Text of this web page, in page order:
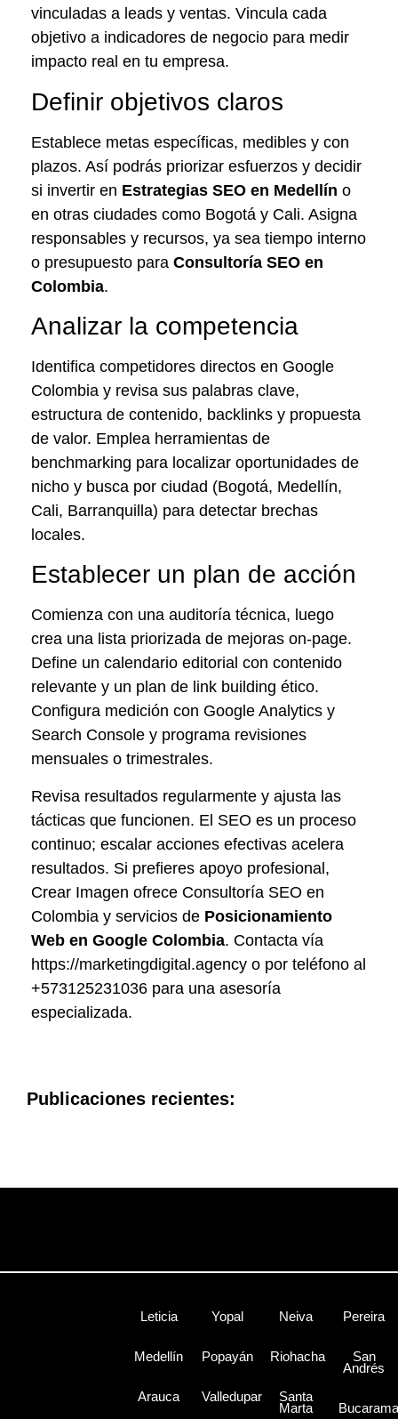
vinculadas a leads y ventas. Vincula cada
objetivo a indicadores de negocio para medir
impacto real en tu empresa.
Definir objetivos claros
Establece metas específicas, medibles y con
plazos. Así podrás priorizar esfuerzos y decidir
si invertir en Estrategias SEO en Medellín o
en otras ciudades como Bogotá y Cali. Asigna
responsables y recursos, ya sea tiempo interno
o presupuesto para Consultoría SEO en
Colombia.
Analizar la competencia
Identifica competidores directos en Google
Colombia y revisa sus palabras clave,
estructura de contenido, backlinks y propuesta
de valor. Emplea herramientas de
benchmarking para localizar oportunidades de
nicho y busca por ciudad (Bogotá, Medellín,
Cali, Barranquilla) para detectar brechas
locales.
Establecer un plan de acción
Comienza con una auditoría técnica, luego
crea una lista priorizada de mejoras on-page.
Define un calendario editorial con contenido
relevante y un plan de link building ético.
Configura medición con Google Analytics y
Search Console y programa revisiones
mensuales o trimestrales.
Revisa resultados regularmente y ajusta las
tácticas que funcionen. El SEO es un proceso
continuo; escalar acciones efectivas acelera
resultados. Si prefieres apoyo profesional,
Crear Imagen ofrece Consultoría SEO en
Colombia y servicios de Posicionamiento
Web en Google Colombia. Contacta vía
https://marketingdigital.agency o por teléfono al
+573125231036 para una asesoría
especializada.
Publicaciones recientes:
Leticia
Medellín
Arauca
Yopal
Popayán
Valledupar
Neiva
Riohacha
Santa
Marta
Pereira
San
Andrés